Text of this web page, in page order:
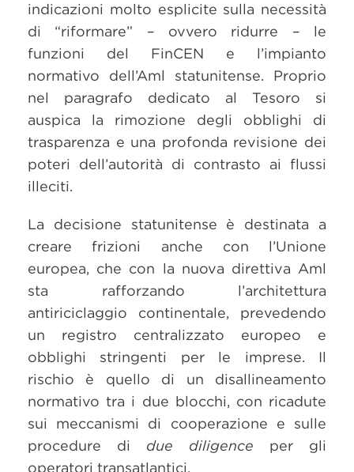
indicazioni molto esplicite sulla necessità
di “riformare” – ovvero ridurre – le
funzioni del FinCEN e l’impianto
normativo dell’Aml statunitense. Proprio
nel paragrafo dedicato al Tesoro si
auspica la rimozione degli obblighi di
trasparenza e una profonda revisione dei
poteri dell’autorità di contrasto ai flussi
illeciti.
La decisione statunitense è destinata a
creare frizioni anche con l’Unione
europea, che con la nuova direttiva Aml
sta rafforzando l’architettura
antiriciclaggio continentale, prevedendo
un registro centralizzato europeo e
obblighi stringenti per le imprese. Il
rischio è quello di un disallineamento
normativo tra i due blocchi, con ricadute
sui meccanismi di cooperazione e sulle
procedure di due diligence per gli
operatori transatlantici.